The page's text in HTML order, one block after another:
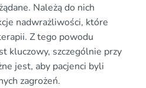
Należą do nich
nadwrażliwości, które
Z tego powodu
kluczowy, szczególnie przy
jest, aby pacjenci byli
zagrożeń.